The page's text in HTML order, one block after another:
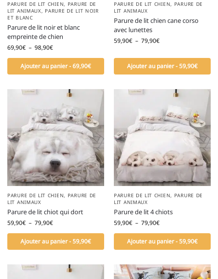
PARURE DE LIT CHIEN, PARURE DE
LIT ANIMAUX, PARURE DE LIT NOIR
ET BLANC
Parure de lit noir et blanc
empreinte de chien
69,90€ – 98,90€
Ajouter au panier - 69,90€
PARURE DE LIT CHIEN, PARURE DE
LIT ANIMAUX
Parure de lit chien cane corso
avec lunettes
59,90€ – 79,90€
Ajouter au panier - 59,90€
PARURE DE LIT CHIEN, PARURE DE
LIT ANIMAUX
Parure de lit chiot qui dort
59,90€ – 79,90€
Ajouter au panier - 59,90€
PARURE DE LIT CHIEN, PARURE DE
LIT ANIMAUX
Parure de lit 4 chiots
59,90€ – 79,90€
Ajouter au panier - 59,90€